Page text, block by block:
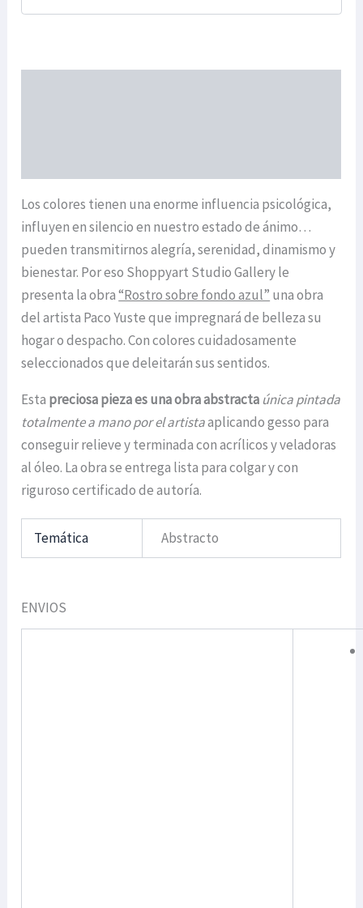
Los colores tienen una enorme influencia psicológica,
influyen en silencio en nuestro estado de ánimo…
pueden transmitirnos alegría, serenidad, dinamismo y
bienestar. Por eso Shoppyart Studio Gallery le
presenta la obra“Rostro sobre fondo azul” una obra
del artista Paco Yuste que impregnará de belleza su
hogar o despacho. Con colores cuidadosamente
seleccionados que deleitarán sus sentidos.
Esta preciosa pieza es una obra abstracta única pintada
totalmente a mano por el artistaaplicando gesso para
conseguir relieve y terminada con acrílicos y veladoras
al óleo. La obra se entrega lista para colgar y con
riguroso certificado de autoría.
Temática Abstracto
ENVIOS